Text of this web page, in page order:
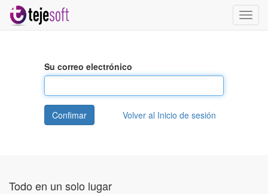
Su correo electrónico
Volver al Inicio de sesión
Confimar
Todo en un solo lugar